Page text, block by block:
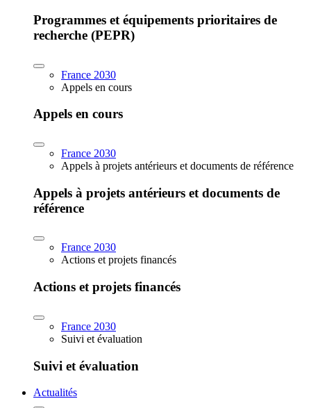
Programmes et équipements prioritaires de
recherche (PEPR)
France 2030
Appels en cours
Appels en cours
France 2030
Appels à projets antérieurs et documents de référence
Appels à projets antérieurs et documents de
référence
France 2030
Actions et projets financés
Actions et projets financés
France 2030
Suivi et évaluation
Suivi et évaluation
Actualités